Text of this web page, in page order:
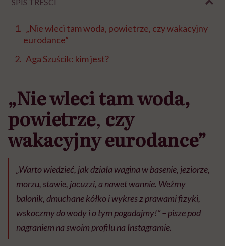
SPIS TREŚCI
„Nie wleci tam woda, powietrze, czy wakacyjny
eurodance”
Aga Szuścik: kim jest?
„Nie wleci tam woda,
powietrze, czy
wakacyjny eurodance”
„Warto wiedzieć, jak działa wagina w basenie, jeziorze,
morzu, stawie, jacuzzi, a nawet wannie. Weźmy
balonik, dmuchane kółko i wykres z prawami fizyki,
wskoczmy do wody i o tym pogadajmy!” – pisze pod
nagraniem na swoim profilu na Instagramie.